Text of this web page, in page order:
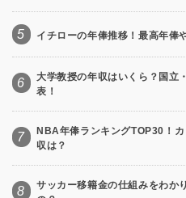
5 イチローの年俸推移！最高年俸
6
大学教授の年収はいくら？国立
表！
7
NBA年俸ランキングTOP30！
収は？
8
サッカー移籍金の仕組みをわか